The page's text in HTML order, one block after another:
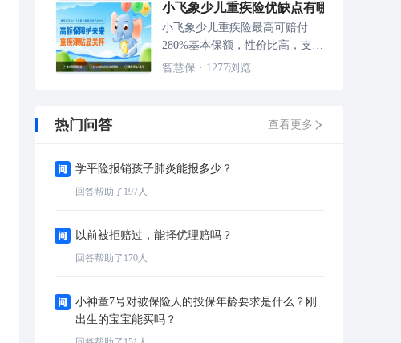
小飞象少儿重疾险优缺点有哪些 值得买吗
小飞象少儿重疾险最高可赔付
280%基本保额，性价比高，支持
在线投保，目前在慧择保险网火
智慧保 · 1277浏览
热门问答 查看更多
学平险报销孩子肺炎能报多少？
回答帮助了 197人
以前被拒赔过，能择优理赔吗？
回答帮助了 170人
小神童7号对被保险人的投保年龄要求是什么？刚
出生的宝宝能买吗？